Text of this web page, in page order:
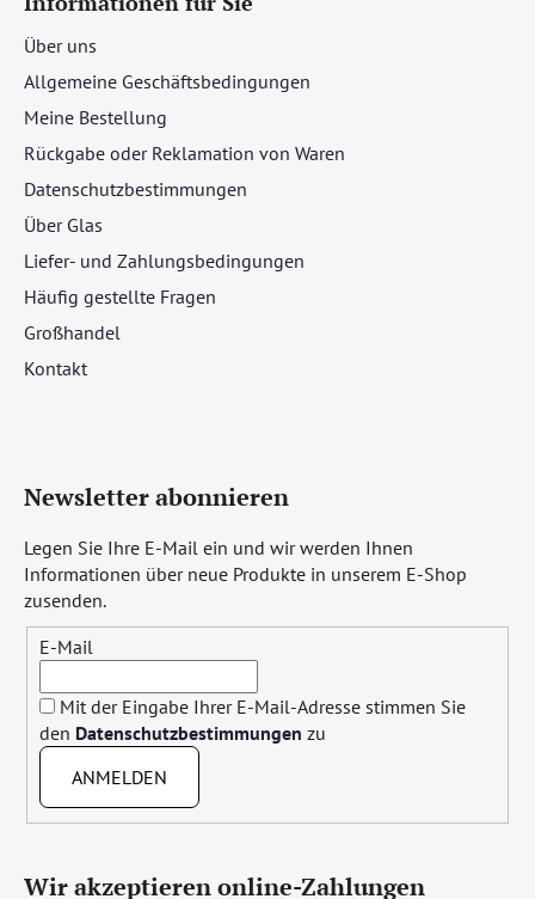
Über uns
Allgemeine Geschäftsbedingungen
Meine Bestellung
Rückgabe oder Reklamation von Waren
Datenschutzbestimmungen
Über Glas
Liefer- und Zahlungsbedingungen
Häufig gestellte Fragen
Großhandel
Kontakt
Newsletter abonnieren
Legen Sie Ihre E-Mail ein und wir werden Ihnen
Informationen über neue Produkte in unserem E-Shop
zusenden.
E-Mail
Mit der Eingabe Ihrer E-Mail-Adresse stimmen Sie
den Datenschutzbestimmungen zu
ANMELDEN
Wir akzeptieren online-Zahlungen